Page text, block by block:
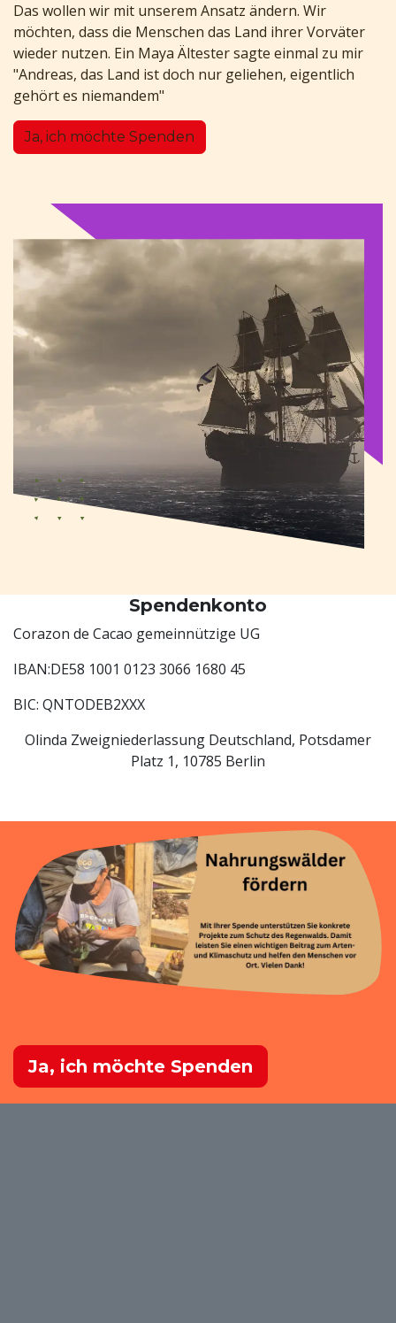
Das wollen wir mit unserem Ansatz ändern. Wir
möchten, dass die Menschen das Land ihrer Vorväter
wieder nutzen. Ein Maya Ältester sagte einmal zu mir
"Andreas, das Land ist doch nur geliehen, eigentlich
gehört es niemandem"
Ja, ich möchte Spenden
Spendenkonto
Corazon de Cacao gemeinnützige UG
IBAN:DE58 1001 0123 3066 1680 45
BIC: QNTODEB2XXX
Olinda Zweigniederlassung Deutschland, Potsdamer
Platz 1, 10785 Berlin
Ja, ich möchte Spenden